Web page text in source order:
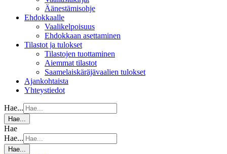
Äänestämisohje
Ehdokkaalle
Vaalikelpoisuus
Ehdokkaan asettaminen
Tilastot ja tulokset
Tilastojen tuottaminen
Aiemmat tilastot
Saamelaiskäräjävaalien tulokset
Ajankohtaista
Yhteystiedot
Hae...
Hae...
Hae
Hae...
Hae...